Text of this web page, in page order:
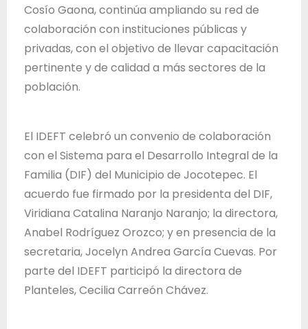
e
l
E
s
t
a
d
o
d
Cosío Gaona, continúa ampliando su red de
colaboración con instituciones públicas y
privadas, con el objetivo de llevar capacitación
pertinente y de calidad a más sectores de la
población.
El IDEFT celebró un convenio de colaboración
con el Sistema para el Desarrollo Integral de la
Familia (DIF) del Municipio de Jocotepec. El
acuerdo fue firmado por la presidenta del DIF,
Viridiana Catalina Naranjo Naranjo; la directora,
Anabel Rodríguez Orozco; y en presencia de la
secretaria, Jocelyn Andrea García Cuevas. Por
parte del IDEFT participó la directora de
Planteles, Cecilia Carreón Chávez.